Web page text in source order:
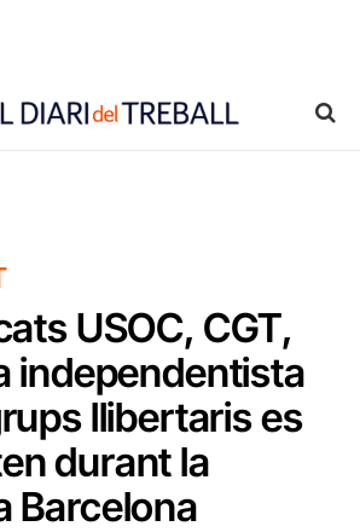
USOC, CGT,
independentista
llibertaris es
durant la
Barcelona